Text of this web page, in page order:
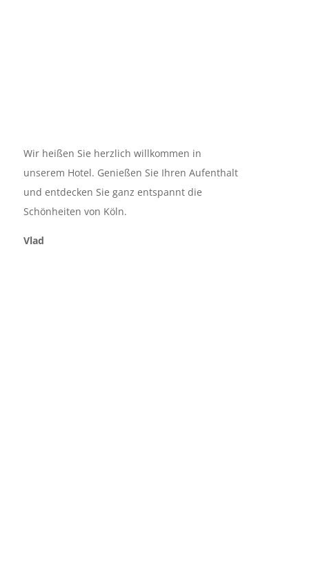
Wir heißen Sie herzlich willkommen in
unserem Hotel. Genießen Sie Ihren Aufenthalt
und entdecken Sie ganz entspannt die
Schönheiten von Köln.
Vlad